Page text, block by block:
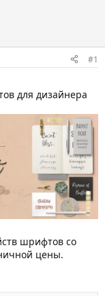
#1
для дизайнера
шрифтов со
цены.